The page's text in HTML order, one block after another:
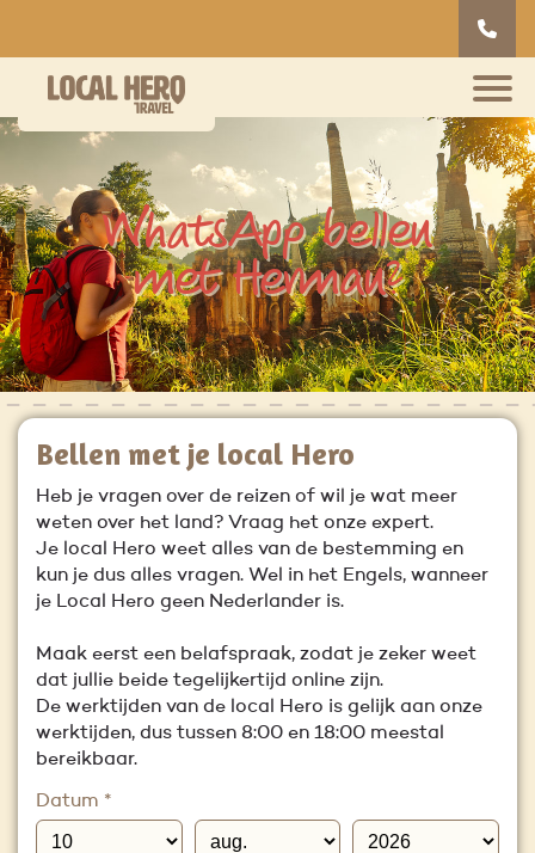
WhatsApp bellen
met Herman?
Bellen met je local Hero
Heb je vragen over de reizen of wil je wat meer
weten over het land? Vraag het onze expert.
Je local Hero weet alles van de bestemming en
kun je dus alles vragen. Wel in het Engels, wanneer
je Local Hero geen Nederlander is.
Maak eerst een belafspraak, zodat je zeker weet
dat jullie beide tegelijkertijd online zijn.
De werktijden van de local Hero is gelijk aan onze
werktijden, dus tussen 8:00 en 18:00 meestal
bereikbaar.
Datum *